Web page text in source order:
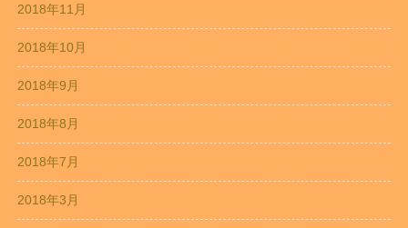
2018年11月
2018年10月
2018年9月
2018年8月
2018年7月
2018年3月